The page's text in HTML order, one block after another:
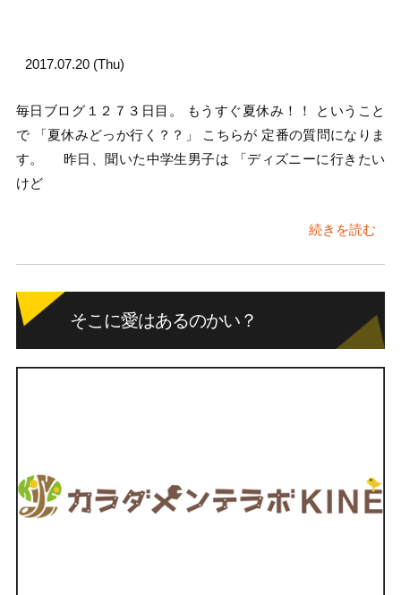
2017.07.20 (Thu)
毎日ブログ１２７３日目。 もうすぐ夏休み！！ ということ
で 「夏休みどっか行く？？」 こちらが 定番の質問になりま
す。 昨日、聞いた中学生男子は 「ディズニーに行きたい
けど
続きを読む
そこに愛はあるのかい？